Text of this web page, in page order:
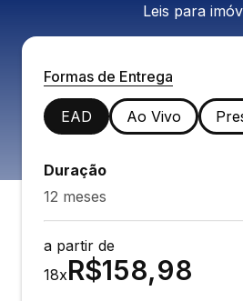
Leis para
Formas de Entrega
EAD Ao Vivo
Duração
12 meses
a partir de
18xR$158,98